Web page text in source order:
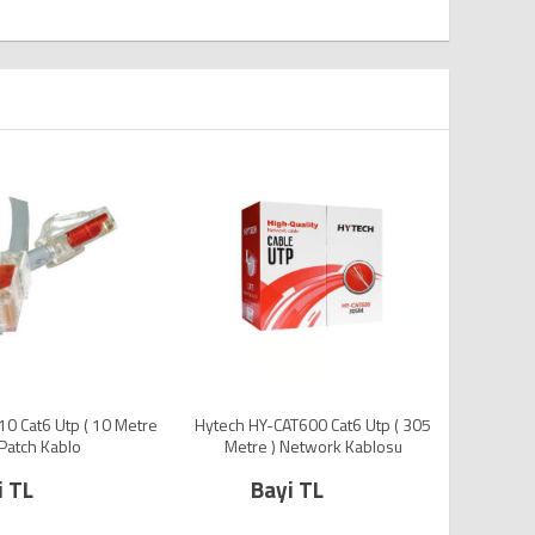
Hytech HY-CAT600 Cat6 Utp ( 305
Metre ) Network Kablosu
S-LINK SL-CAT605 Cat6
Gri/Siyah Patch